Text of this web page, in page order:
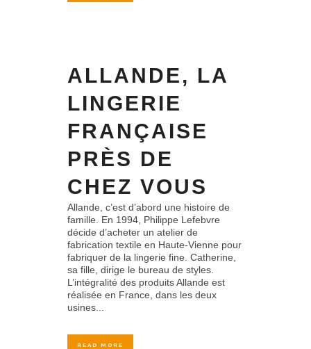
ALLANDE, LA
LINGERIE
FRANÇAISE
PRÈS DE
CHEZ VOUS
Allande, c’est d’abord une histoire de
famille. En 1994, Philippe Lefebvre
décide d’acheter un atelier de
fabrication textile en Haute-Vienne pour
fabriquer de la lingerie fine. Catherine,
sa fille, dirige le bureau de styles.
L’intégralité des produits Allande est
réalisée en France, dans les deux
usines...
READ MORE